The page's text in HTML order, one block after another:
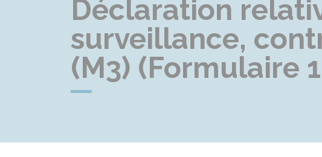
Déclaration
surveillance,
(M3) (Formulaire